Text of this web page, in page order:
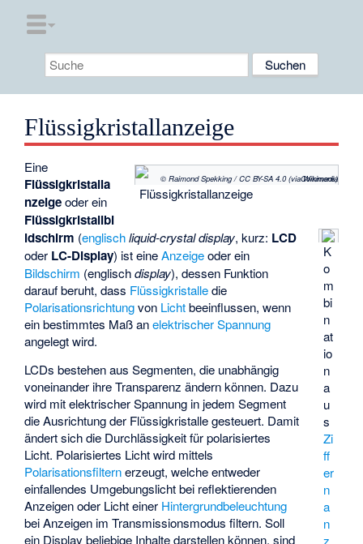
Flüssigkristallanzeige
© Raimond Spekking / CC BY-SA 4.0 (via Wikimedia Commons)
Flüssigkristallanzeige
K
o
m
bi
n
at
io
n
a
u
s
Zi
ff
er
n
a
n
Eine
Flüssigkristalla
nzeigeoder ein
Flüssigkristallbi
ldschirm (englisch liquid-crystal display, kurz: LCD
oder LC-Display) ist eineAnzeigeoder ein
Bildschirm (englischdisplay), dessen Funktion
darauf beruht, dass Flüssigkristalledie
Polarisationsrichtungvon Lichtbeeinflussen, wenn
ein bestimmtes Maß anelektrischer Spannung
angelegt wird.
LCDs bestehen aus Segmenten, die unabhängig
voneinander ihre Transparenz ändern können. Dazu
wird mit elektrischer Spannung in jedem Segment
die Ausrichtung der Flüssigkristalle gesteuert. Damit
ändert sich die Durchlässigkeit für polarisiertes
Licht. Polarisiertes Licht wird mittels
Polarisationsfilternerzeugt, welche entweder
einfallendes Umgebungslicht bei reflektierenden
Anzeigen oder Licht einer Hintergrundbeleuchtung
bei Anzeigen im Transmissionsmodus filtern. Soll
ein Display beliebige Inhalte darstellen können, sind